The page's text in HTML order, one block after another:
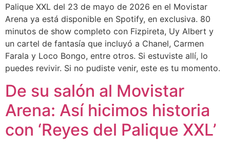
Palique XXL del 23 de mayo de 2026 en el Movistar
Arena ya está disponible en Spotify, en exclusiva. 80
minutos de show completo con Fizpireta, Uy Albert y
un cartel de fantasía que incluyó a Chanel, Carmen
Farala y Loco Bongo, entre otros. Si estuviste allí, lo
puedes revivir. Si no pudiste venir, este es tu momento.
De su salón al Movistar
Arena: Así hicimos historia
con ‘Reyes del Palique XXL’​